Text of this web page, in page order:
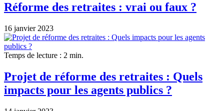
Réforme des retraites : vrai ou faux ?
16 janvier 2023
Temps de lecture : 2 min.
Projet de réforme des retraites : Quels
impacts pour les agents publics ?